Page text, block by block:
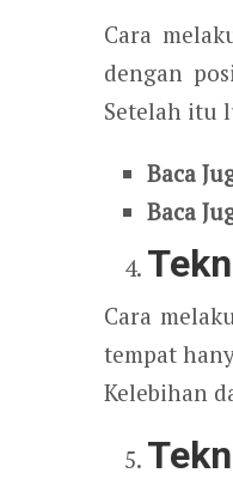
Cara
dengan
Setelah itu
Baca
Baca
Cara
tempat
Kelebihan